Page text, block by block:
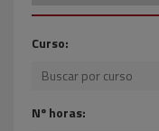
Curso:
Nº horas: